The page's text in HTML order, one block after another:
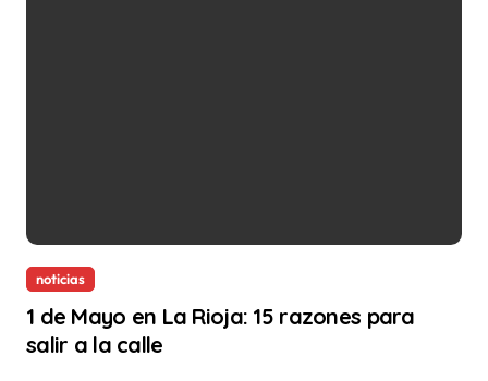
noticias
1 de Mayo en La Rioja: 15 razones para
salir a la calle